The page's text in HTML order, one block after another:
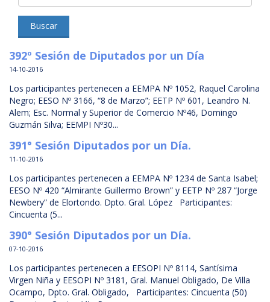
Buscar
392º Sesión de Diputados por un Día
14-10-2016
Los participantes pertenecen a EEMPA Nº 1052, Raquel Carolina
Negro; EESO Nº 3166, “8 de Marzo”; EETP Nº 601, Leandro N.
Alem; Esc. Normal y Superior de Comercio Nº46, Domingo
Guzmán Silva; EEMPI Nº30...
391° Sesión Diputados por un Día.
11-10-2016
Los participantes pertenecen a EEMPA Nº 1234 de Santa Isabel;
EESO Nº 420 “Almirante Guillermo Brown” y EETP Nº 287 “Jorge
Newbery” de Elortondo. Dpto. Gral. López Participantes:
Cincuenta (5...
390° Sesión Diputados por un Día.
07-10-2016
Los participantes pertenecen a EESOPI Nº 8114, Santísima
Virgen Niña y EESOPI Nº 3181, Gral. Manuel Obligado, De Villa
Ocampo, Dpto. Gral. Obligado, Participantes: Cincuenta (50)